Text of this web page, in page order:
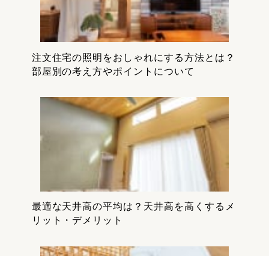
注文住宅の照明をおしゃれにする方法とは？
部屋別の考え方やポイントについて
最適な天井高の平均は？天井高を高くするメ
リット・デメリット